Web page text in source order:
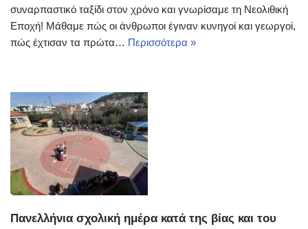
συναρπαστικό ταξίδι στον χρόνο και γνωρίσαμε τη Νεολιθική
Εποχή! Μάθαμε πώς οι άνθρωποι έγιναν κυνηγοί και γεωργοί,
πώς έχτισαν τα πρώτα… Περισσότερα »
Πανελλήνια σχολική ημέρα κατά της βίας και του